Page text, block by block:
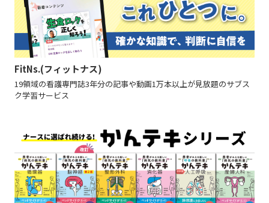
FitNs.(フィットナス)
19領域の看護専門誌3年分の記事や動画1万本以上が見放題のサブス
ク学習サービス